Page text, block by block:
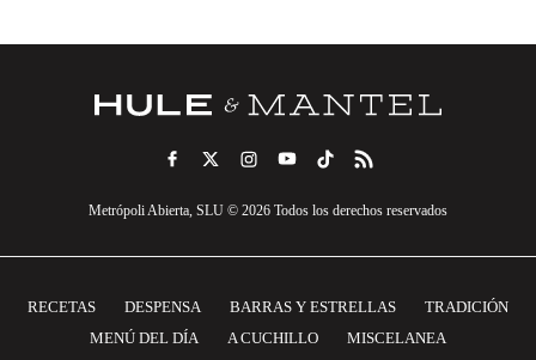
Metrópoli Abierta, SLU © 2026 Todos los derechos reservados
RECETAS DESPENSA BARRAS Y ESTRELLAS
TRADICIÓN
MENÚ DEL DÍA
A CUCHILLO MISCELANEA